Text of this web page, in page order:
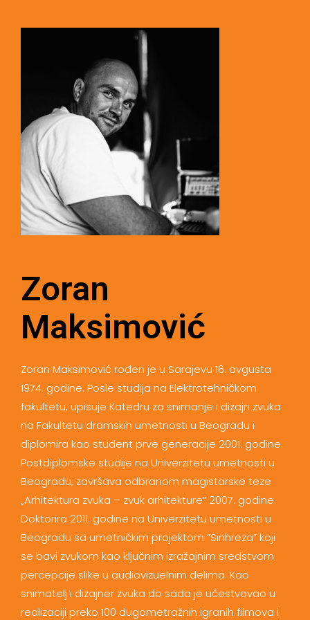
Zoran
Maksimović
Zoran Maksimović rođen je u Sarajevu 16. avgusta
1974. godine. Posle studija na Elektrotehničkom
fakultetu, upisuje Katedru za snimanje i dizajn zvuka
na Fakultetu dramskih umetnosti u Beogradu i
diplomira kao student prve generacije 2001. godine.
Postdiplomske studije na Univerzitetu umetnosti u
Beogradu, završava odbranom magistarske teze
„Arhitektura zvuka – zvuk arhitekture” 2007. godine.
Doktorira 2011. godine na Univerzitetu umetnosti u
Beogradu sa umetničkim projektom ”Sinhreza” koji
se bavi zvukom kao ključnim izražajnim sredstvom
percepcije slike u audiovizuelnim delima. Kao
snimatelj i dizajner zvuka do sada je učestvovao u
realizaciji preko 100 dugometražnih igranih filmova i